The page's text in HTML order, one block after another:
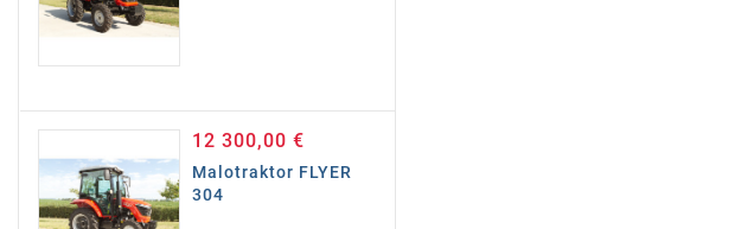
12 300,00 €Cena
Malotraktor FLYER
304